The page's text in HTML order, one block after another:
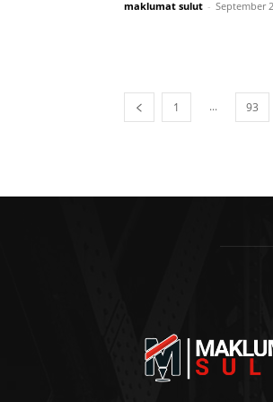
maklumat sulut - September
1 ... 93